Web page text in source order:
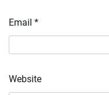
Email *
Website